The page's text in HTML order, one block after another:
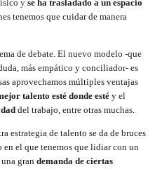
y se ha trasladado a un espacio
tenemos que cuidar de manera
de debate. El nuevo modelo -que
más empático y conciliador- es
aprovechamos múltiples ventajas
talento esté donde esté y el
del trabajo, entre otras muchas.
estrategia de talento se da de bruces
el que tenemos que lidiar con un
una grandemanda de ciertas